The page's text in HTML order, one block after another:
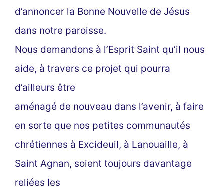
d’annoncer la Bonne Nouvelle de Jésus
dans notre paroisse.
Nous demandons à l’Esprit Saint qu’il nous
aide, à travers ce projet qui pourra
d’ailleurs être
aménagé de nouveau dans l’avenir, à faire
en sorte que nos petites communautés
chrétiennes à Excideuil, à Lanouaille, à
Saint Agnan, soient toujours davantage
reliées les